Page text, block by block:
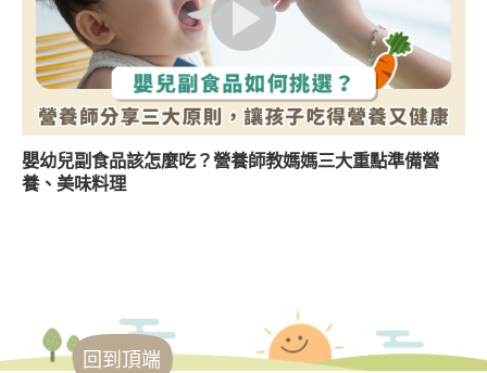
嬰幼兒副食品該怎麼吃？營養師教媽媽三大重點準備營
養、美味料理
回到頂端